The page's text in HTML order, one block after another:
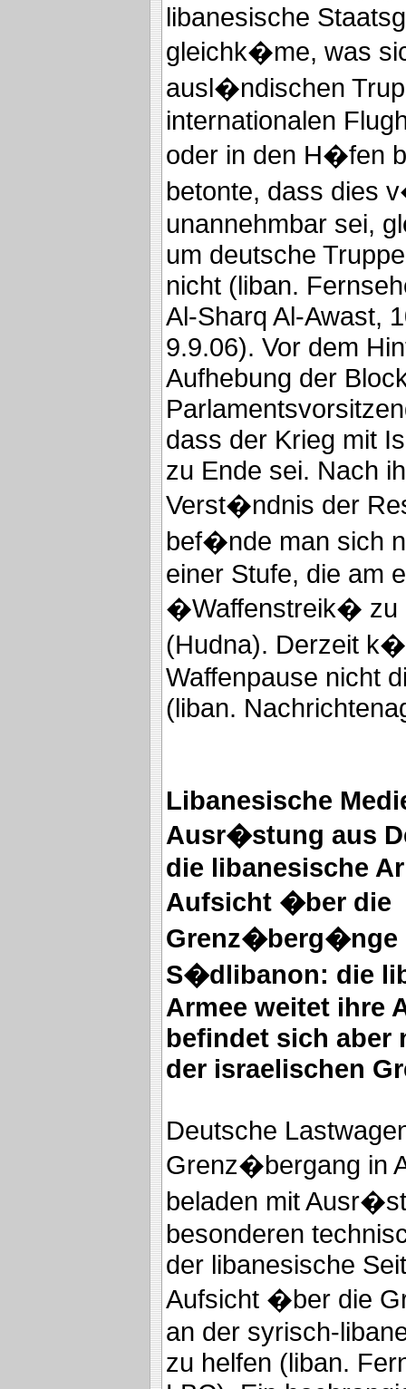
libanesische
gleichk�me, was
ausl�ndischen
internationalen
oder in den H�fen
betonte, dass dies
unannehmbar sei,
um deutsche
nicht (liban.
Al-Sharq Al-Awast,
9.9.06). Vor dem
Aufhebung der
dass der Krieg mit
zu Ende sei. Nach
Verst�ndnis der
bef�nde man sich
einer Stufe, die am
�Waffenstreik� zu
(Hudna). Derzeit
Waffenpause nicht
(liban.
Libanesische
Ausr�stung aus
die libanesische
Aufsicht �ber die
Grenz�berg�nge
S�dlibanon: die
Armee weitet ihre
befindet sich aber
der israelischen
Deutsche
Grenz�bergang in
beladen mit
besonderen
der libanesische
Aufsicht �ber die
an der syrisch-
zu helfen (liban.